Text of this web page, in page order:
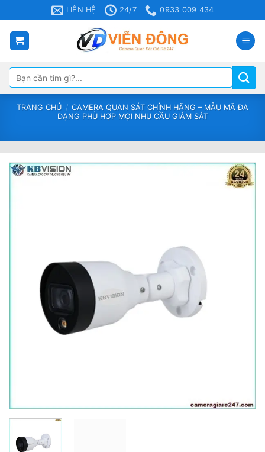
qua
nội
dung
LIÊN HỆ 24/7 0933 009 434
Tìm
kiếm:
TRANG CHỦ / CAMERA QUAN SÁT CHÍNH HÃNG – MẪU MÃ ĐA
DẠNG PHÙ HỢP MỌI NHU CẦU GIÁM SÁT